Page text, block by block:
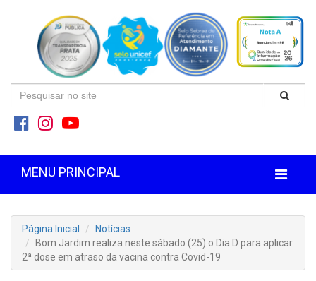
MENU PRINCIPAL
Página Inicial
Notícias
Bom Jardim realiza neste sábado (25) o Dia D para aplicar
2ª dose em atraso da vacina contra Covid-19